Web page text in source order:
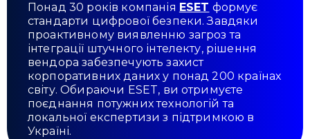
Понад 30 років компанія ESET формує
стандарти цифрової безпеки. Завдяки
проактивному виявленню загроз та
інтеграції штучного інтелекту, рішення
вендора забезпечують захист
корпоративних даних у понад 200 країнах
світу. Обираючи ESET, ви отримуєте
поєднання потужних технологій та
локальної експертизи з підтримкою в
Україні.